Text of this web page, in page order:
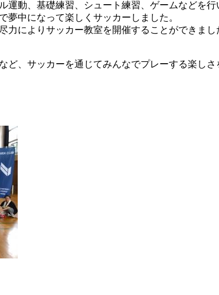
動、基礎練習、シュート練習、ゲームなどを行
中になって楽しくサッカーしました。
によりサッカー教室を開催することができまし
ど、サッカーを通じてみんなでプレーする楽しさ